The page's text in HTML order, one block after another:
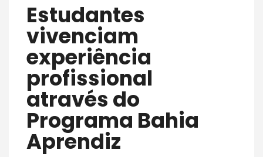
Estudantes
vivenciam
experiência
profissional
através do
Programa Bahia
Aprendiz